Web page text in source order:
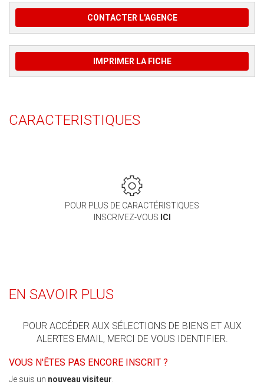
CONTACTER L'AGENCE
IMPRIMER LA FICHE
CARACTERISTIQUES
POUR PLUS DE CARACTÉRISTIQUES
INSCRIVEZ-VOUS ICI
EN SAVOIR PLUS
POUR ACCÉDER AUX SÉLECTIONS DE BIENS ET AUX
ALERTES EMAIL, MERCI DE VOUS IDENTIFIER.
VOUS N'ÊTES PAS ENCORE INSCRIT ?
Je suis un nouveau visiteur